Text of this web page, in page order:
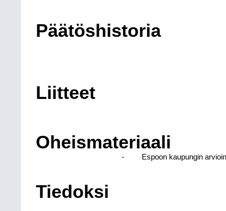
Päätöshistoria
Liitteet
Oheismateriaali
- Espoon kaupungin
Tiedoksi